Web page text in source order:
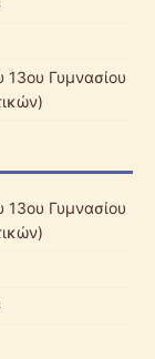
13ου Γυμνασίου
13ου Γυμνασίου